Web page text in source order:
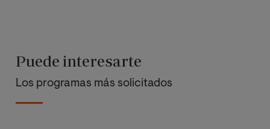
Puede interesarte
Los programas más solicitados